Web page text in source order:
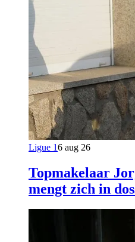
Ligue 16 aug 26
Topmakelaar
mengt zich in